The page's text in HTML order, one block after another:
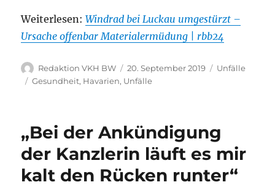
Weiterlesen:Windrad bei Luckau umgestürzt –
Ursache offenbar Materialermüdung | rbb24
Autor
Redaktion VKH BW
Veröffentlicht
am
20. September 2019 Kategorien
Unfälle
Schlagwörter
Gesundheit, Havarien, Unfälle
„Bei der Ankündigung
der Kanzlerin läuft es mir
kalt den Rücken runter“